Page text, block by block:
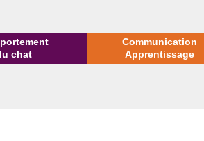
chat
Communication
Apprentissage